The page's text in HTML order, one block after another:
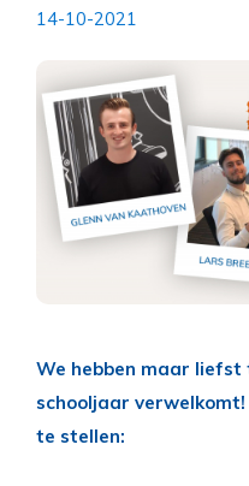
14-10-2021
We hebben maar
schooljaar
te stellen: